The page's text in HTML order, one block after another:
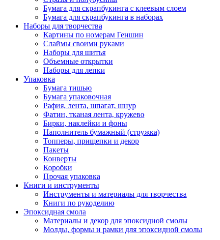
Бумага для скрапбукинга с клеевым слоем
Бумага для скрапбукинга в наборах
Наборы для творчества
Картины по номерам Геншин
Слаймы своими руками
Наборы для шитья
Объемные открытки
Наборы для лепки
Упаковка
Бумага тишью
Бумага упаковочная
Рафия, лента, шпагат, шнур
Фатин, тканая лента, кружево
Бирки, наклейки и фоны
Наполнитель бумажный (стружка)
Топперы, прищепки и декор
Пакеты
Конверты
Коробки
Прочая упаковка
Книги и инструменты
Инструменты и материалы для творчества
Книги по рукоделию
Эпоксидная смола
Материалы и декор для эпоксидной смолы
Молды, формы и рамки для эпоксидной смолы